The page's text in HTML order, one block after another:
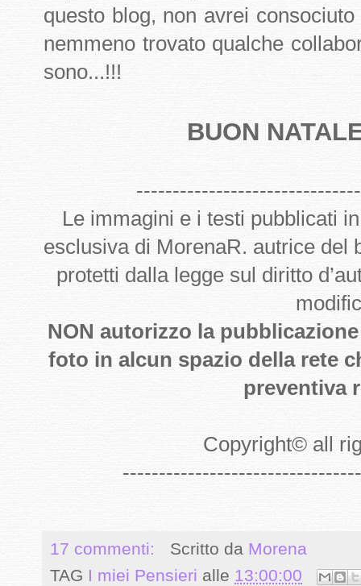
questo blog, non avrei
nemmeno trovato qualche
sono...!!!
BUON
Le immagini e i testi pubblicati
esclusiva di MorenaR. autrice del
protetti dalla legge sul diritto
NON autorizzo la
foto in alcun spazio della rete
preventiva
Copyright© all
17 commenti: Scritto da Morena
TAG I miei Pensieri alle 13:00:00